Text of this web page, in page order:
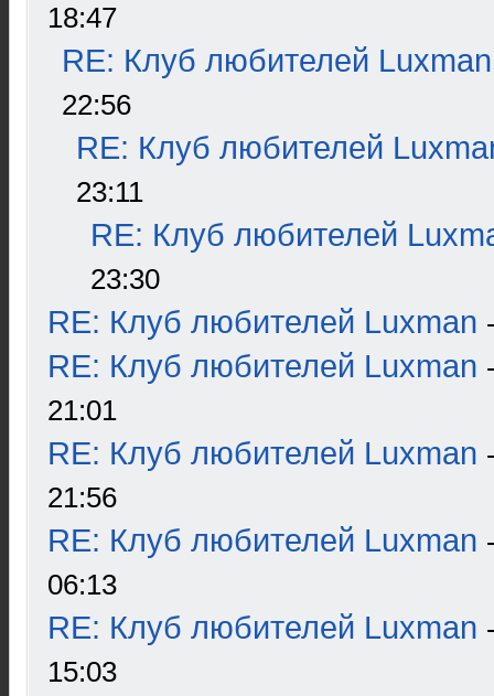
18:47
RE: Клуб любителей Luxman
22:56
RE: Клуб любителей
23:11
RE: Клуб любителей
23:30
RE: Клуб любителей Luxman
RE: Клуб любителей Luxman
21:01
RE: Клуб любителей Luxman
21:56
RE: Клуб любителей Luxman
06:13
RE: Клуб любителей Luxman
15:03